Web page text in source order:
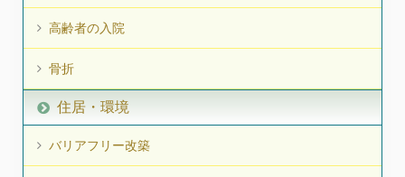
高齢者の入院
骨折
住居・環境
バリアフリー改築